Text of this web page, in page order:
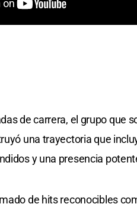
de carrera, el grupo que
una trayectoria que
y una presencia
de hits reconocibles